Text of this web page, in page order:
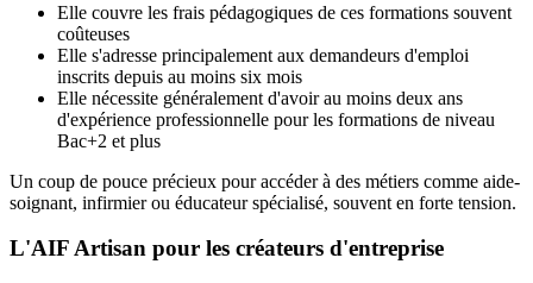
Elle couvre les frais pédagogiques de ces formations souvent
coûteuses
Elle s'adresse principalement aux demandeurs d'emploi
inscrits depuis au moins six mois
Elle nécessite généralement d'avoir au moins deux ans
d'expérience professionnelle pour les formations de niveau
Bac+2 et plus
Un coup de pouce précieux pour accéder à des métiers comme aide-
soignant, infirmier ou éducateur spécialisé, souvent en forte tension.
L'AIF Artisan pour les créateurs d'entreprise